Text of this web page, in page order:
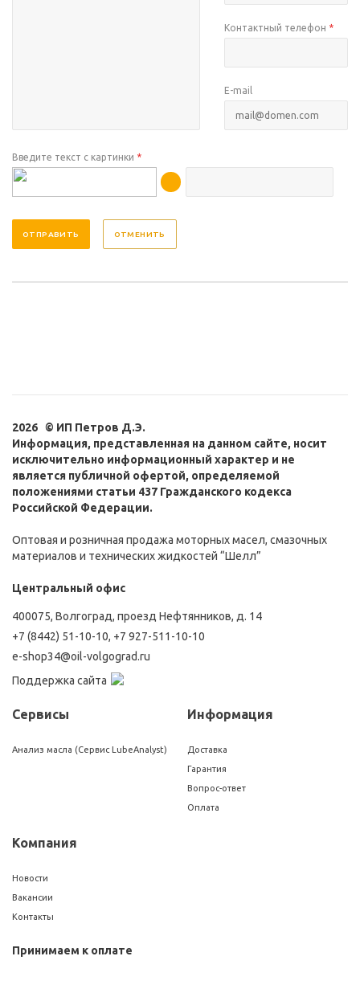
Контактный телефон *
E-mail
Введите текст с картинки *
ОТМЕНИТЬ
2026 © ИП Петров Д.Э.
Информация, представленная на данном сайте, носит
исключительно информационный характер и не
является публичной офертой, определяемой
положениями статьи 437 Гражданского кодекса
Российской Федерации.
Оптовая и розничная продажа моторных масел, смазочных
материалов и технических жидкостей “Шелл”
Центральный офис
400075, Волгоград, проезд Нефтянников, д. 14
+7 (8442) 51-10-10, +7 927-511-10-10
e-shop34@oil-volgograd.ru
Поддержка сайта
Сервисы
Анализ масла (Сервис LubeAnalyst)
Информация
Доставка
Гарантия
Вопрос-ответ
Оплата
Компания
Новости
Вакансии
Контакты
Принимаем к оплате